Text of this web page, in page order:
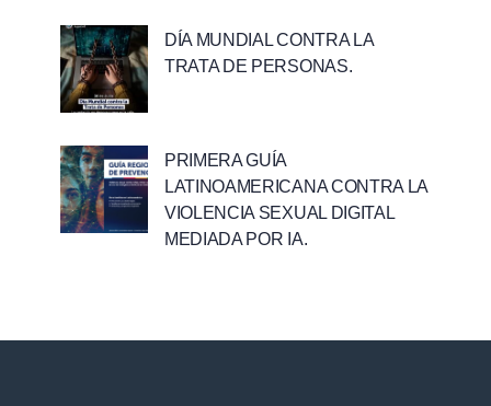
DÍA MUNDIAL CONTRA LA
TRATA DE PERSONAS.
PRIMERA GUÍA
LATINOAMERICANA CONTRA LA
VIOLENCIA SEXUAL DIGITAL
MEDIADA POR IA.